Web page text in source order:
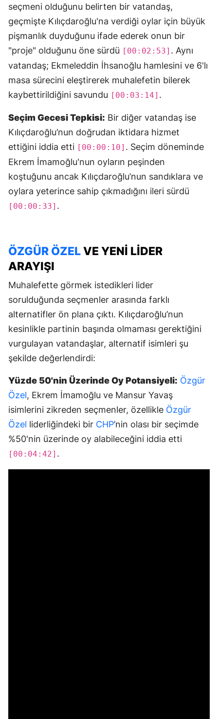
seçmeni olduğunu belirten bir vatandaş,
geçmişte Kılıçdaroğlu'na verdiği oylar için büyük
pişmanlık duyduğunu ifade ederek onun bir
"proje" olduğunu öne sürdü [00:02:53] . Aynı
vatandaş; Ekmeleddin İhsanoğlu hamlesini ve 6'lı
masa sürecini eleştirerek muhalefetin bilerek
kaybettirildiğini savundu [00:03:14] .
Seçim Gecesi Tepkisi: Bir diğer vatandaş ise
Kılıçdaroğlu’nun doğrudan iktidara hizmet
ettiğini iddia etti [00:00:10] . Seçim döneminde
Ekrem İmamoğlu'nun oyların peşinden
koştuğunu ancak Kılıçdaroğlu’nun sandıklara ve
oylara yeterince sahip çıkmadığını ileri sürdü
[00:00:33] .
ÖZGÜR ÖZELVE YENI LIDER
ARAYIŞI
Muhalefette görmek istedikleri lider
sorulduğunda seçmenler arasında farklı
alternatifler ön plana çıktı. Kılıçdaroğlu’nun
kesinlikle partinin başında olmaması gerektiğini
vurgulayan vatandaşlar, alternatif isimleri şu
şekilde değerlendirdi:
Yüzde 50'nin Üzerinde Oy Potansiyeli: Özgür
Özel, Ekrem İmamoğlu ve Mansur Yavaş
isimlerini zikreden seçmenler, özellikle Özgür
Özel liderliğindeki bir CHP’nin olası bir seçimde
%50'nin üzerinde oy alabileceğini iddia etti
[00:04:42] .